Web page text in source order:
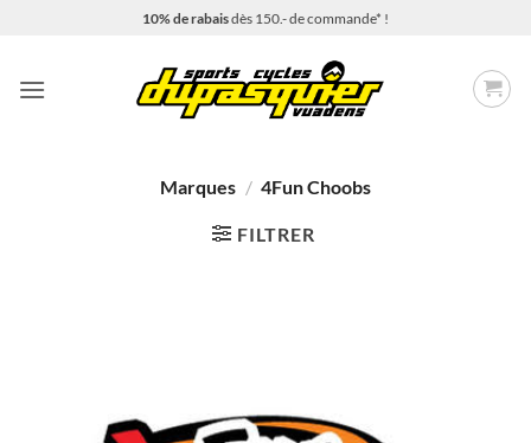
10% de rabaisdès 150.- de commande* !
Marques / 4Fun Choobs
FILTRER